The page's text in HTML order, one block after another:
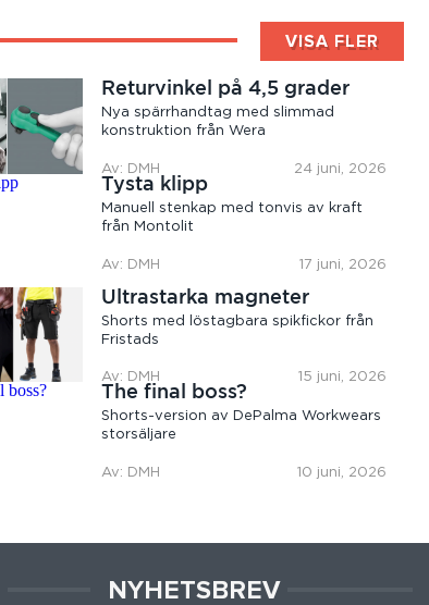
VISA FLER
Returvinkel på 4,5 grader
Nya spärrhandtag med slimmad
konstruktion från Wera
Av: DMH 24 juni, 2026
Tysta klipp
Manuell stenkap med tonvis av kraft
från Montolit
Av: DMH 17 juni, 2026
Ultrastarka magneter
Shorts med löstagbara spikfickor från
Fristads
Av: DMH 15 juni, 2026
The final boss?
Shorts-version av DePalma Workwears
storsäljare
Av: DMH 10 juni, 2026
NYHETSBREV